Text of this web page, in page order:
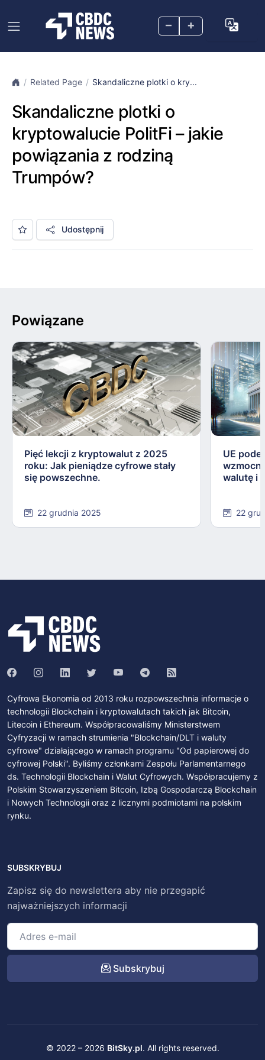
– +
Related Page Skandaliczne plotki o kry...
Skandaliczne plotki o
kryptowalucie PolitFi – jakie
powiązania z rodziną
Trumpów?
Udostępnij
Powiązane
Pięć lekcji z kryptowalut z 2025
roku: Jak pieniądze cyfrowe stały
się powszechne.
22 grudnia 2025
UE
walutę i
22
Cyfrowa Ekonomia od 2013 roku rozpowszechnia informacje o
technologii Blockchain i kryptowalutach takich jak Bitcoin,
Litecoin i Ethereum. Współpracowaliśmy Ministerstwem
Cyfryzacji w ramach strumienia "Blockchain/DLT i waluty
cyfrowe" działającego w ramach programu "Od papierowej do
cyfrowej Polski". Byliśmy członkami Zespołu Parlamentarnego
ds. Technologii Blockchain i Walut Cyfrowych. Współpracujemy z
Polskim Stowarzyszeniem Bitcoin, Izbą Gospodarczą Blockchain
i Nowych Technologii oraz z licznymi podmiotami na polskim
rynku.
SUBSKRYBUJ
Zapisz się do newslettera aby nie przegapić
najważniejszych informacji
Subskrybuj
© 2022 – 2026 BitSky.pl. All rights reserved.